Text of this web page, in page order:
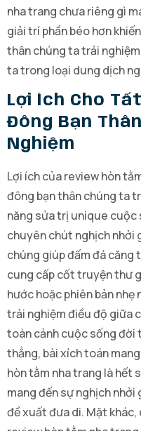
nha trang chưa riêng gì
giải trí phần béo hơn
thân chúng ta trải
ta trong loại dung dịch
Lợi Ích Cho
Đông Bạn
Nghiệm
Lợi ích của review hòn
đông bạn thân chúng ta
năng sửa trị unique
chuyên chút nghịch nhởi
chúng giúp đấm đá căng
cung cấp cốt truyện thư
hước hoặc phiên bản
trải nghiệm điều độ giữa
toàn cảnh cuộc sống đời
thẳng, bài xích toán
hòn tằm nha trang là hết
mang đến sự nghịch
đề xuất đưa di. Mặt